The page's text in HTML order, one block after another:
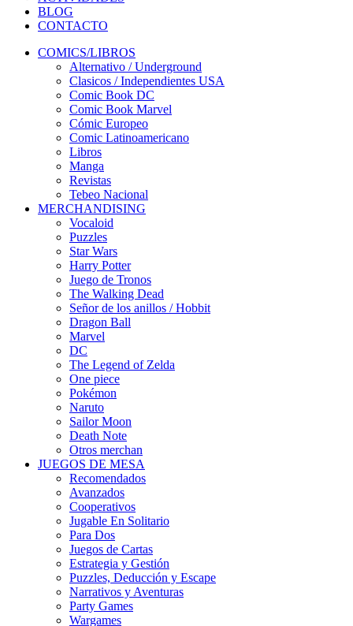
BLOG
CONTACTO
COMICS/LIBROS
Alternativo / Underground
Clasicos / Independientes USA
Comic Book DC
Comic Book Marvel
Cómic Europeo
Comic Latinoamericano
Libros
Manga
Revistas
Tebeo Nacional
MERCHANDISING
Vocaloid
Puzzles
Star Wars
Harry Potter
Juego de Tronos
The Walking Dead
Señor de los anillos / Hobbit
Dragon Ball
Marvel
DC
The Legend of Zelda
One piece
Pokémon
Naruto
Sailor Moon
Death Note
Otros merchan
JUEGOS DE MESA
Recomendados
Avanzados
Cooperativos
Jugable En Solitario
Para Dos
Juegos de Cartas
Estrategia y Gestión
Puzzles, Deducción y Escape
Narrativos y Aventuras
Party Games
Wargames